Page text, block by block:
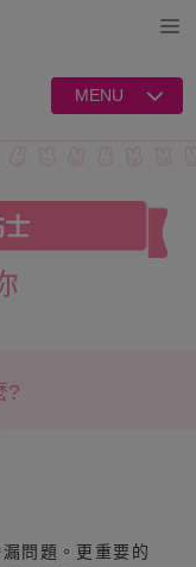
MENU
?
問題。更重要的